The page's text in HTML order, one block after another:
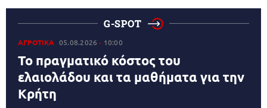
G-SPOT
ΑΓΡΟΤΙΚΑ 05.08.2026 10:00
Το πραγματικό κόστος του
ελαιολάδου και τα μαθήματα για την
Κρήτη